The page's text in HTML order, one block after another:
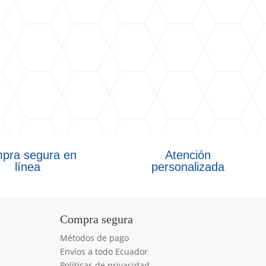
segura en
línea
Atención
personalizada
Compra segura
Métodos de pago
Envíos a todo Ecuador